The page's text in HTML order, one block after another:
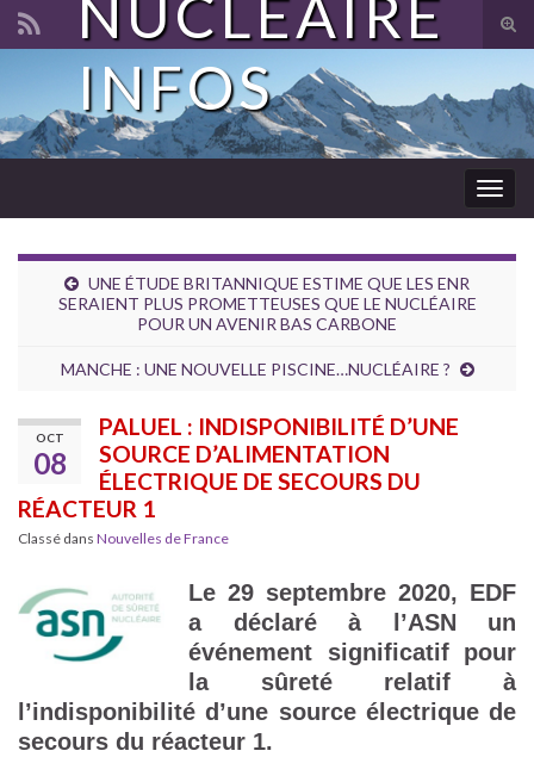
Search for:
NUCLÉAIRE
INFOS
UNE ÉTUDE BRITANNIQUE ESTIME QUE LES ENR
SERAIENT PLUS PROMETTEUSES QUE LE NUCLÉAIRE
POUR UN AVENIR BAS CARBONE
MANCHE : UNE NOUVELLE PISCINE…NUCLÉAIRE ?
OCT
08
PALUEL : INDISPONIBILITÉ D’UNE
SOURCE D’ALIMENTATION
ÉLECTRIQUE DE SECOURS DU
RÉACTEUR 1
Classé dans Nouvelles de France
Le 29 septembre 2020, EDF
a déclaré à l’ASN un
événement significatif pour
la sûreté relatif à
l’indisponibilité d’une source électrique de
secours du réacteur 1.